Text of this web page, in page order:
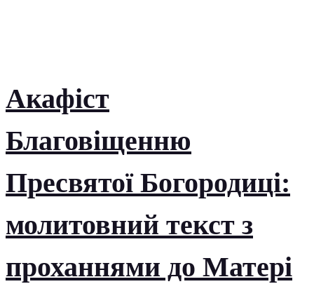
Акафіст
Благовіщенню
Пресвятої Богородиці:
молитовний текст з
проханнями до Матері